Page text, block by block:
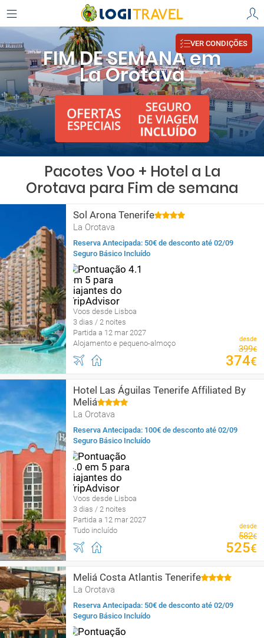
FIM DE SEMANA em
La Orotava
VER CONDIÇÕES
Pacotes Voo + Hotel a La
Orotava para Fim de semana
Sol Arona Tenerife
La Orotava
Reserva Antecipada: 50€ de desconto até 02/09
Seguro Básico Incluído
Voos desde Lisboa
3 dias / 2 noites
Partida a 12 mar 2027
Alojamento e pequeno-almoço
desde
399€
374€
Hotel Las Águilas Tenerife Affiliated By
Meliá
La Orotava
Reserva Antecipada: 100€ de desconto até 02/09
Seguro Básico Incluído
Voos desde Lisboa
3 dias / 2 noites
Partida a 12 mar 2027
Tudo incluído
desde
582€
525€
Meliá Costa Atlantis Tenerife
La Orotava
Reserva Antecipada: 50€ de desconto até 02/09
Seguro Básico Incluído